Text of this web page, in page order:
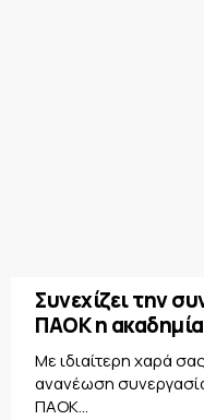
Συνεχίζει την
ΠΑΟΚ η ακαδημία
Με ιδιαίτερη χαρά
ανανέωση
ΠΑΟΚ...